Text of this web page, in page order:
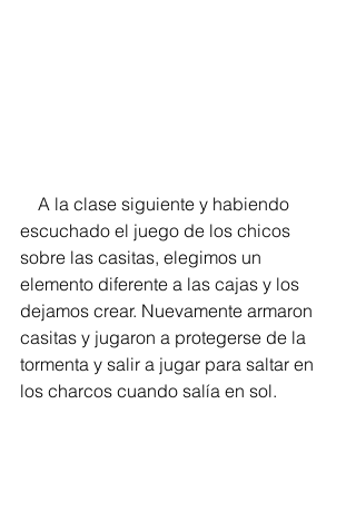
escuchado el juego de los chicos
sobre las casitas, elegimos un
elemento diferente a las cajas y los
dejamos crear. Nuevamente armaron
casitas y jugaron a protegerse de la
tormenta y salir a jugar para saltar en
los charcos cuando salía en sol.